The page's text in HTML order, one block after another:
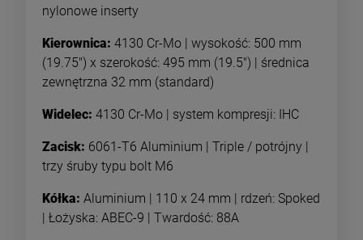
nylonowe inserty
Kierownica: 4130 Cr-Mo | wysokość: 500 mm
(19.75") x szerokość: 495 mm (19.5") | średnica
zewnętrzna 32 mm (standard)
Widelec: 4130 Cr-Mo | system kompresji: IHC
Zacisk: 6061-T6 Aluminium | Triple / potrójny |
trzy śruby typu bolt M6
Kółka: Aluminium | 110 x 24 mm | rdzeń: Spoked
| Łożyska: ABEC-9 | Twardość: 88A